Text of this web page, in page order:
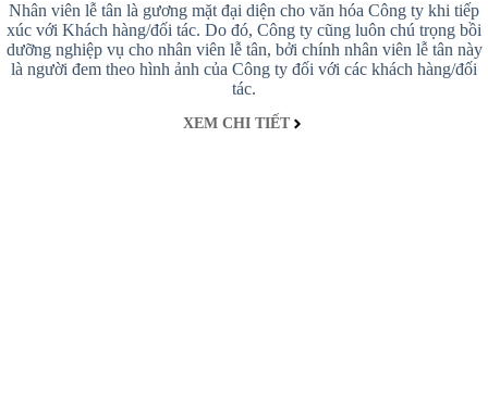
Nhân viên lễ tân là gương mặt đại diện cho văn hóa Công ty khi tiếp
xúc với Khách hàng/đối tác. Do đó, Công ty cũng luôn chú trọng bồi
dưỡng nghiệp vụ cho nhân viên lễ tân, bởi chính nhân viên lễ tân này
là người đem theo hình ảnh của Công ty đối với các khách hàng/đối
tác.
XEM CHI TIẾT